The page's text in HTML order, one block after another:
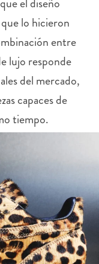
entre
lujo responde
del mercado,
capaces de
tiempo.